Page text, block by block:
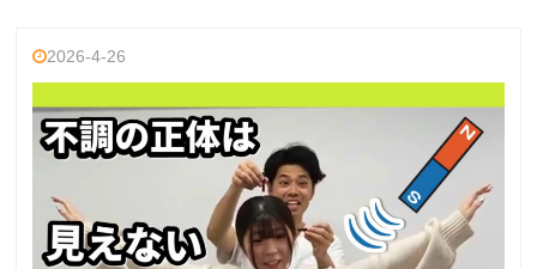
2026-4-26